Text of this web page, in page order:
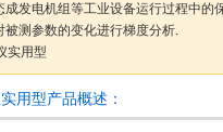
发电机组等工业设备运行过程中的
测参数的变化进行梯度分析.
实用型
用型产品概述：